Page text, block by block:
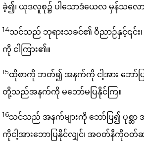
ခဲ့၍၊ ယုဒလူစု၌ ပါသောဒံယေလ မှန်သလော
14သင်သည် ဘုရားသခင်၏ ဝိညာဉ်နှင့်၎င်
ကို ငါကြား၏။
15ထိုစာကို ဘတ်၍ အနက်ကို ငါ့အား ဘော်ပ
တို့သည်အနက်ကို မဘော်မပြနိုင်ကြ။
16သင်သည် အနက်များကို ဘော်ပြ၍ ပုစ္ဆ
ကိုငါ့အားဘောပြနိုင်လျှင်၊ အဝတ်နီကိုဝ